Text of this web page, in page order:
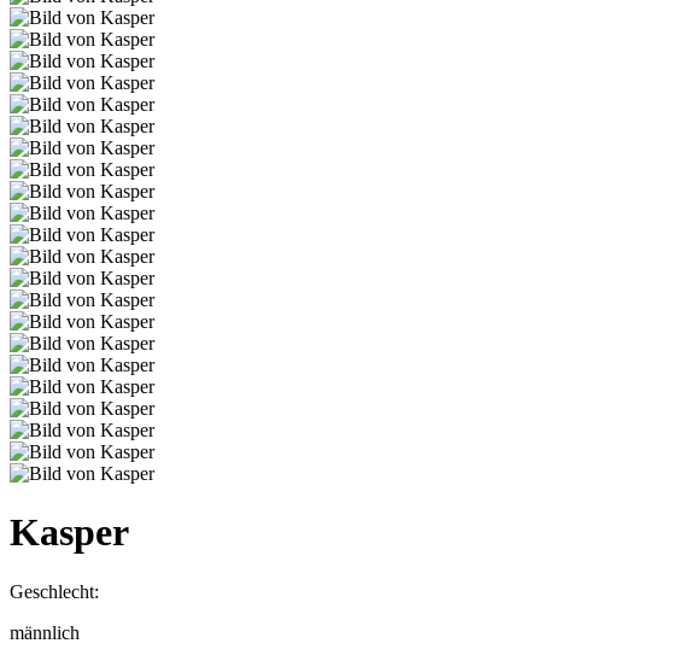
Kasper
Geschlecht:
männlich